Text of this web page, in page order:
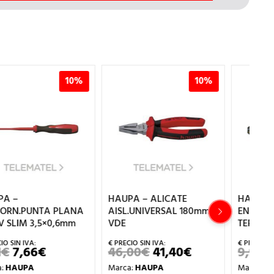
HAUPA – ALICATE
AISL.UNIVERSAL 180mm
VDE
46,00€ PRECIO
Marca:HAUPA
HAUPA – ALICATE
ENGASTE COMBI-CRIMP
TERM.AISL.0,25-6mm²
9,90€EL
PRECIO
8,91 PRECIO
Marca:HAUPA